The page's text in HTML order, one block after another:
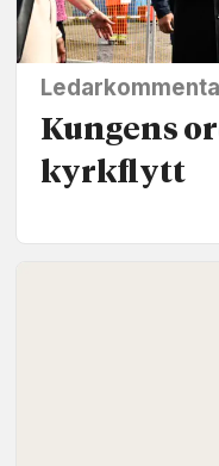
Kungens
kyrkflytt